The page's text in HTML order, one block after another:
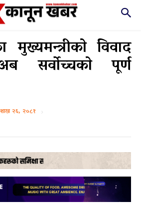
मुख्यमन्त्रीकाे विवाद
सर्वाेच्चकाे पूर्ण
२६, २०८१